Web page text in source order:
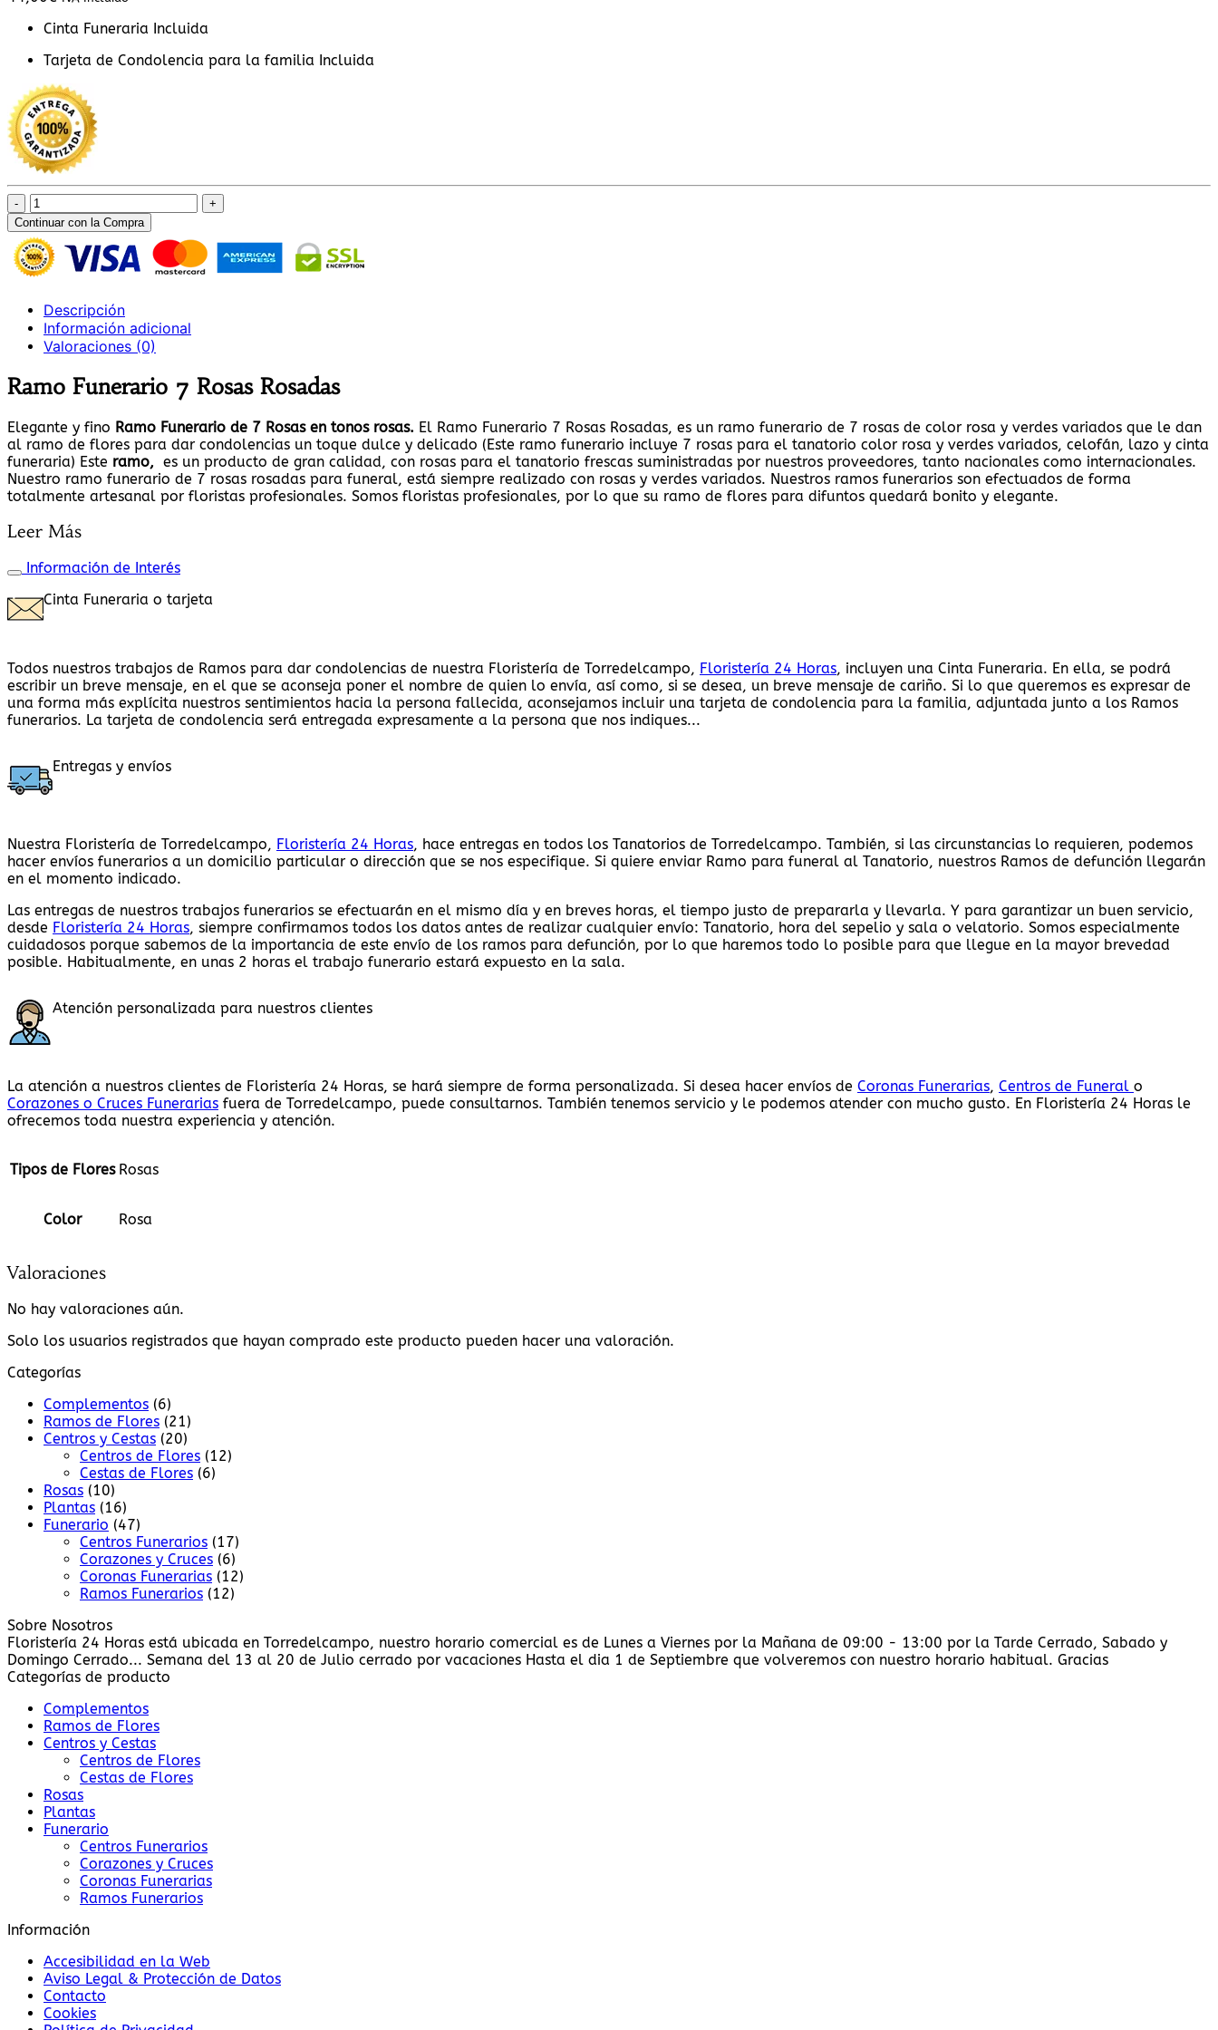
Cinta Funeraria Incluida
Tarjeta de Condolencia para la familia Incluida
Ramo
Funerario
7
Rosas
Rosadas
Continuar con la Compra
Descripción
Información adicional
Valoraciones (0)
Ramo Funerario 7 Rosas Rosadas
Elegante y fino Ramo Funerario de 7 Rosas en tonos rosas. El Ramo Funerario 7 Rosas Rosadas, es un ramo funerario de 7 rosas de color rosa y verdes variados que le dan
al ramo de flores para dar condolencias un toque dulce y delicado (Este ramo funerario incluye 7 rosas para el tanatorio color rosa y verdes variados, celofán, lazo y cinta
funeraria) Este ramo, es un producto de gran calidad, con rosas para el tanatorio frescas suministradas por nuestros proveedores, tanto nacionales como internacionales.
Nuestro ramo funerario de 7 rosas rosadas para funeral, está siempre realizado con rosas y verdes variados. Nuestros ramos funerarios son efectuados de forma
totalmente artesanal por floristas profesionales. Somos floristas profesionales, por lo que su ramo de flores para difuntos quedará bonito y elegante.
Leer Más
Información de Interés
Cinta Funeraria o tarjeta
Todos nuestros trabajos de Ramos para dar condolencias de nuestra Floristería de Torredelcampo, Floristería 24 Horas, incluyen una Cinta Funeraria. En ella, se podrá
escribir un breve mensaje, en el que se aconseja poner el nombre de quien lo envía, así como, si se desea, un breve mensaje de cariño. Si lo que queremos es expresar de
una forma más explícita nuestros sentimientos hacia la persona fallecida, aconsejamos incluir una tarjeta de condolencia para la familia, adjuntada junto a los Ramos
funerarios. La tarjeta de condolencia será entregada expresamente a la persona que nos indiques...
Entregas y envíos
Nuestra Floristería de Torredelcampo, Floristería 24 Horas, hace entregas en todos los Tanatorios de Torredelcampo. También, si las circunstancias lo requieren, podemos
hacer envíos funerarios a un domicilio particular o dirección que se nos especifique. Si quiere enviar Ramo para funeral al Tanatorio, nuestros Ramos de defunción llegarán
en el momento indicado.
Las entregas de nuestros trabajos funerarios se efectuarán en el mismo día y en breves horas, el tiempo justo de prepararla y llevarla. Y para garantizar un buen servicio,
desde Floristería 24 Horas, siempre confirmamos todos los datos antes de realizar cualquier envío: Tanatorio, hora del sepelio y sala o velatorio. Somos especialmente
cuidadosos porque sabemos de la importancia de este envío de los ramos para defunción, por lo que haremos todo lo posible para que llegue en la mayor brevedad
posible. Habitualmente, en unas 2 horas el trabajo funerario estará expuesto en la sala.
Atención personalizada para nuestros clientes
La atención a nuestros clientes de Floristería 24 Horas, se hará siempre de forma personalizada. Si desea hacer envíos de Coronas Funerarias, Centros de Funeral o
Corazones o Cruces Funerarias fuera de Torredelcampo, puede consultarnos. También tenemos servicio y le podemos atender con mucho gusto. En Floristería 24 Horas le
ofrecemos toda nuestra experiencia y atención.
Tipos de Flores Rosas
Color Rosa
Valoraciones
No hay valoraciones aún.
Solo los usuarios registrados que hayan comprado este producto pueden hacer una valoración.
Categorías
Complementos (6)
Ramos de Flores (21)
Centros y Cestas (20)
Centros de Flores (12)
Cestas de Flores (6)
Rosas (10)
Plantas (16)
Funerario (47)
Centros Funerarios (17)
Corazones y Cruces (6)
Coronas Funerarias (12)
Ramos Funerarios (12)
Sobre Nosotros
Floristería 24 Horas está ubicada en Torredelcampo, nuestro horario comercial es de Lunes a Viernes por la Mañana de 09:00 - 13:00 por la Tarde Cerrado, Sabado y
Domingo Cerrado... Semana del 13 al 20 de Julio cerrado por vacaciones Hasta el dia 1 de Septiembre que volveremos con nuestro horario habitual. Gracias
Categorías de producto
Complementos
Ramos de Flores
Centros y Cestas
Centros de Flores
Cestas de Flores
Rosas
Plantas
Funerario
Centros Funerarios
Corazones y Cruces
Coronas Funerarias
Ramos Funerarios
Información
Accesibilidad en la Web
Aviso Legal & Protección de Datos
Contacto
Cookies